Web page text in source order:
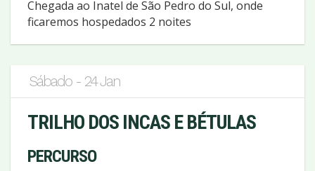
Chegada ao Inatel de São Pedro do Sul, onde
ficaremos hospedados 2 noites
Sábado - 24 Jan
TRILHO DOS INCAS E BÉTULAS
PERCURSO